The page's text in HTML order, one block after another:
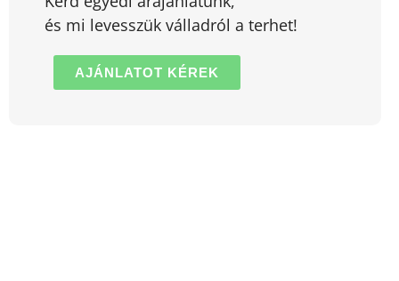
és mi levesszük válladról a terhet!
AJÁNLATOT KÉREK